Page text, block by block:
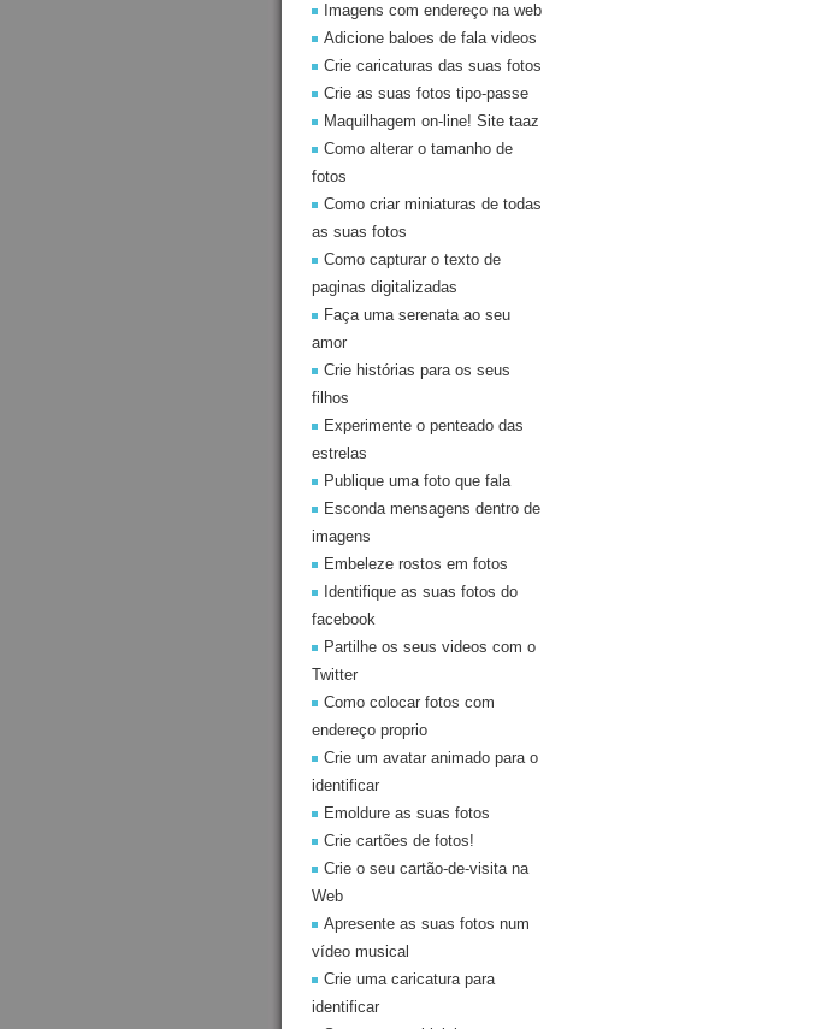
Imagens com endereço na web
Adicione baloes de fala videos
Crie caricaturas das suas fotos
Crie as suas fotos tipo-passe
Maquilhagem on-line! Site taaz
Como alterar o tamanho de
fotos
Como criar miniaturas de todas
as suas fotos
Como capturar o texto de
paginas digitalizadas
Faça uma serenata ao seu
amor
Crie histórias para os seus
filhos
Experimente o penteado das
estrelas
Publique uma foto que fala
Esconda mensagens dentro de
imagens
Embeleze rostos em fotos
Identifique as suas fotos do
facebook
Partilhe os seus videos com o
Twitter
Como colocar fotos com
endereço proprio
Crie um avatar animado para o
identificar
Emoldure as suas fotos
Crie cartões de fotos!
Crie o seu cartão-de-visita na
Web
Apresente as suas fotos num
vídeo musical
Crie uma caricatura para
identificar